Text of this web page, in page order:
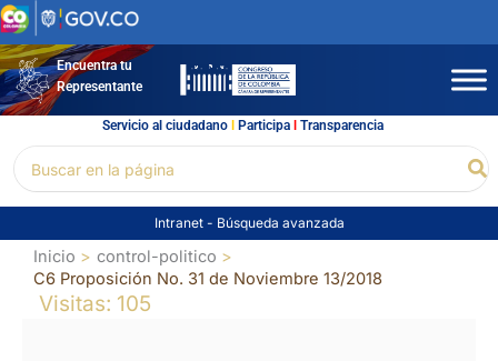
Ir
al
contenidoEncuentra tu
Representante
Servicio al ciudadano l Participal Transparencia
por:
Intranet - Búsqueda avanzada
Inicio
control-politico
C6 Proposición No. 31 de Noviembre 13/2018
Visitas: 105